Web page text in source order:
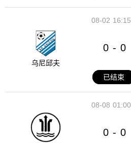
16:15
08-02
乌尼邱夫
0 - 0
已结束
01:00
08-08
0 - 0